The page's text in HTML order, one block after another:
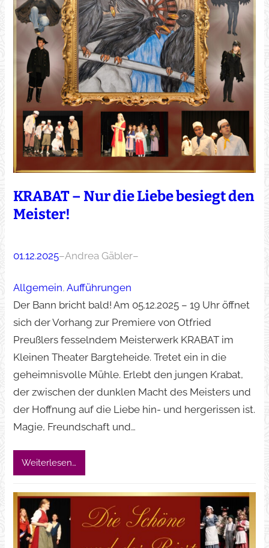
KRABAT – Nur die Liebe besiegt den
Meister!
01.12.2025–Andrea Gäbler–
Allgemein, Aufführungen
Der Bann bricht bald! Am 05.12.2025 – 19 Uhr öffnet
sich der Vorhang zur Premiere von Otfried
Preußlers fesselndem Meisterwerk KRABAT im
Kleinen Theater Bargteheide. Tretet ein in die
geheimnisvolle Mühle. Erlebt den jungen Krabat,
der zwischen der dunklen Macht des Meisters und
der Hoffnung auf die Liebe hin- und hergerissen ist.
Magie, Freundschaft und…
Weiterlesen…